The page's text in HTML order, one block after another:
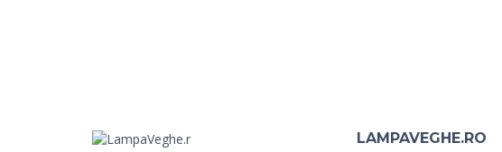
LAMPAVEGHE.RO